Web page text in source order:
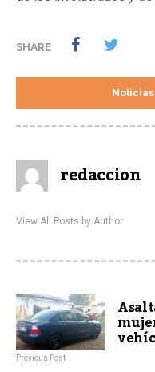
SHARE
redaccion
View All Posts by Author
Previous Post